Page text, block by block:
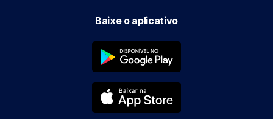
Baixe o aplicativo